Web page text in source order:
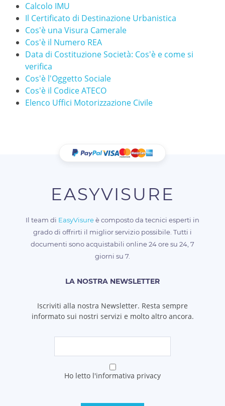
Calcolo IMU
Il Certificato di Destinazione Urbanistica
Cos'è una Visura Camerale
Cos'è il Numero REA
Data di Costituzione Società: Cos'è e come si
verifica
Cos'è l'Oggetto Sociale
Cos'è il Codice ATECO
Elenco Uffici Motorizzazione Civile
EASYVISURE
Il team di EasyVisureè composto da tecnici esperti in
grado di offrirti il miglior servizio possibile. Tutti i
documenti sono acquistabili online 24 ore su 24, 7
giorni su 7.
LA NOSTRA NEWSLETTER
Iscriviti alla nostra Newsletter. Resta sempre
informato sui nostri servizi e molto altro ancora.
Ho letto l'informativa privacy